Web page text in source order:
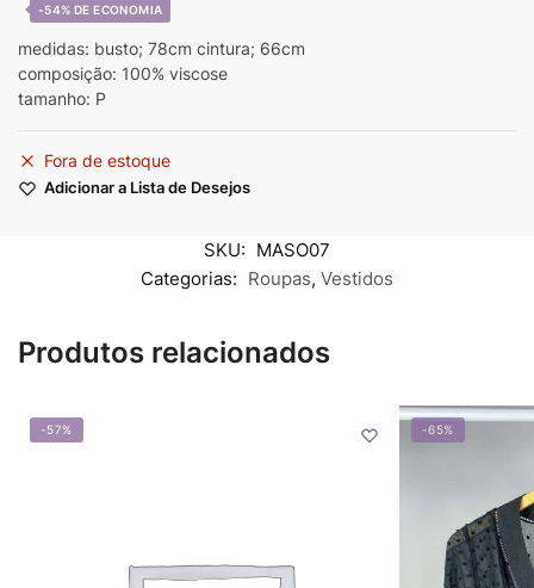
-54%
medidas: busto; 78cm cintura; 66cm
composição: 100% viscose
tamanho: P
Fora de estoque
Adicionar a Lista de Desejos
SKU: MASO07
Categorias: Roupas, Vestidos
Produtos relacionados
-57% -65%